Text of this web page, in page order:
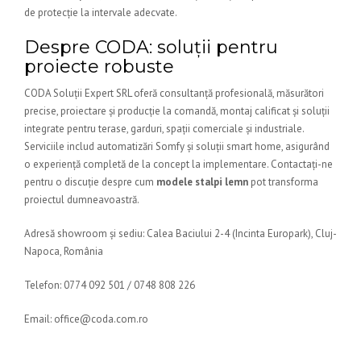
de protecție la intervale adecvate.
Despre CODA: soluții pentru
proiecte robuste
CODA Soluții Expert SRL oferă consultanță profesională, măsurători
precise, proiectare și producție la comandă, montaj calificat și soluții
integrate pentru terase, garduri, spații comerciale și industriale.
Serviciile includ automatizări Somfy și soluții smart home, asigurând
o experiență completă de la concept la implementare. Contactați-ne
pentru o discuție despre cum modele stalpi lemn pot transforma
proiectul dumneavoastră.
Adresă showroom și sediu: Calea Baciului 2-4 (Incinta Europark), Cluj-
Napoca, România
Telefon: 0774 092 501 / 0748 808 226
Email: office@coda.com.ro